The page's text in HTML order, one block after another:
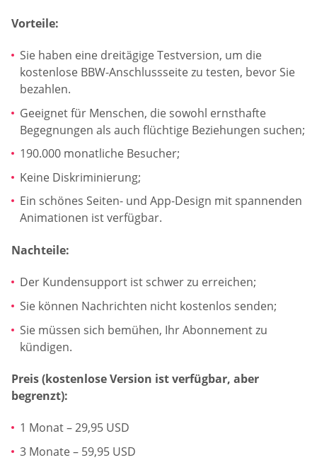
Vorteile:
Sie haben eine dreitägige Testversion, um die
kostenlose BBW-Anschlussseite zu testen, bevor Sie
bezahlen.
Geeignet für Menschen, die sowohl ernsthafte
Begegnungen als auch flüchtige Beziehungen suchen;
190.000 monatliche Besucher;
Keine Diskriminierung;
Ein schönes Seiten- und App-Design mit spannenden
Animationen ist verfügbar.
Nachteile:
Der Kundensupport ist schwer zu erreichen;
Sie können Nachrichten nicht kostenlos senden;
Sie müssen sich bemühen, Ihr Abonnement zu
kündigen.
Preis (kostenlose Version ist verfügbar, aber
begrenzt):
1 Monat – 29,95 USD
3 Monate – 59,95 USD